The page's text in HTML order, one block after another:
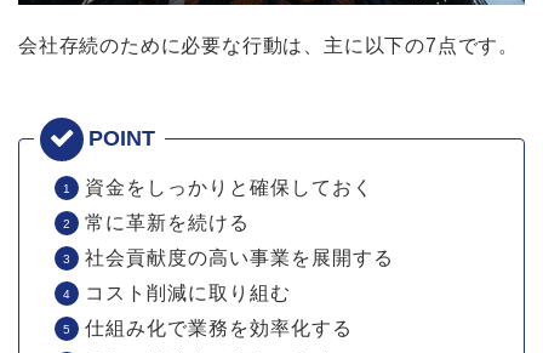
会社存続のために必要な行動は、主に以下の7点です。
資金をしっかりと確保しておく
常に革新を続ける
社会貢献度の高い事業を展開する
コスト削減に取り組む
仕組み化で業務を効率化する